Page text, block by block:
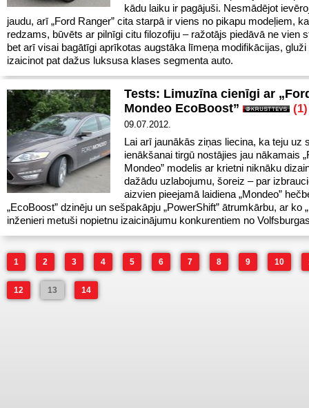
kādu laiku ir pagājuši. Nesmādējot
jaudu, arī „Ford Ranger” cita starpā ir viens no pikapu modeļiem,
redzams, būvēts ar pilnīgi citu filozofiju – ražotājs piedāvā ne vien
bet arī visai bagātīgi aprīkotas augstāka līmeņa modifikācijas, gluži
izaicinot pat dažus luksusa klases segmenta auto.
Tests: Limuzīna cienīgi ar
Mondeo EcoBoost”
(1)
09.07.2012.
Lai arī jaunākās ziņas liecina, ka teju uz
ienākšanai tirgū nostājies jau nākamais
Mondeo” modelis ar krietni niknāku
dažādu uzlabojumu, šoreiz – par
aizvien pieejamā laidiena „Mondeo”
„EcoBoost” dzinēju un sešpakāpju „PowerShift” ātrumkārbu, ar ko
inženieri metuši nopietnu izaicinājumu konkurentiem no
1 2 3 4 5 6 7 8 9 10
12 13 14